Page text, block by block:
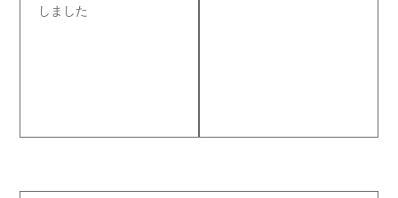
しました